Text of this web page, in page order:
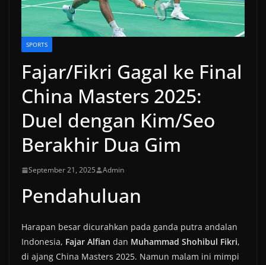
SPORTS
Fajar/Fikri Gagal ke Final
China Masters 2025:
Duel dengan Kim/Seo
Berakhir Dua Gim
September 21, 2025 Admin
Pendahuluan
Harapan besar dicurahkan pada ganda putra andalan
Indonesia, Fajar Alfian dan Muhammad Shohibul Fikri,
di ajang China Masters 2025. Namun malam ini mimpi